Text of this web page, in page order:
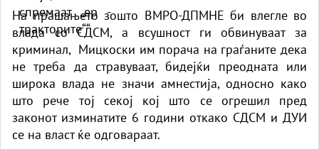
На прашањето зошто ВМРО-ДПМНЕ би влегле во
влада со СДСМ, а всушност ги обвинуваат за
криминал, Мицкоски им порача на граѓаните дека
не треба да стравуваат, бидејќи преодната или
широка влада не значи амнестија, односно како
што рече тој секој кој што се огрешил пред
законот изминатите 6 години откако СДСМ и ДУИ
се на власт ќе одговараат.